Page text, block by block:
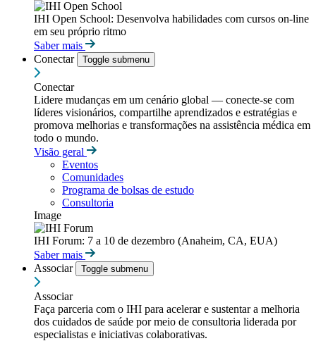
IHI Open School: Desenvolva habilidades com cursos on-line
em seu próprio ritmo
Saber mais
Conectar
Toggle submenu
Conectar
Lidere mudanças em um cenário global — conecte-se com
líderes visionários, compartilhe aprendizados e estratégias e
promova melhorias e transformações na assistência médica em
todo o mundo.
Visão geral
Eventos
Comunidades
Programa de bolsas de estudo
Consultoria
Image
IHI Forum: 7 a 10 de dezembro (Anaheim, CA, EUA)
Saber mais
Associar
Toggle submenu
Associar
Faça parceria com o IHI para acelerar e sustentar a melhoria
dos cuidados de saúde por meio de consultoria liderada por
especialistas e iniciativas colaborativas.